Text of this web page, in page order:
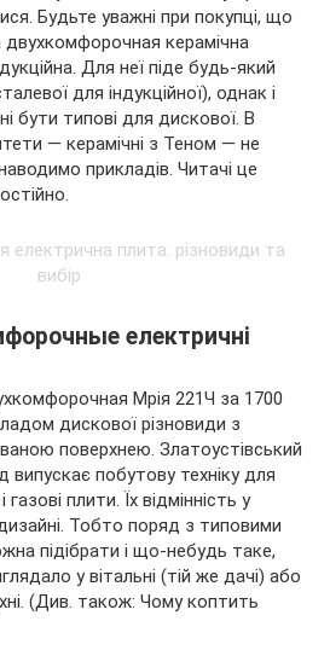
Будьте уважні при покупці, що
керамічна
Для неї піде будь-який
для індукційної), однак і
бути типові для дискової. В
— керамічні з Теном — не
прикладів. Читачі це
електричні
Мрія 221Ч за 1700
дискової різновиди з
поверхнею. Златоустівський
побутову техніку для
плити. Їх відмінність у
Тобто поряд з типовими
підібрати і що-небудь таке,
у вітальні (тій же дачі) або
(Див. також: Чому коптить